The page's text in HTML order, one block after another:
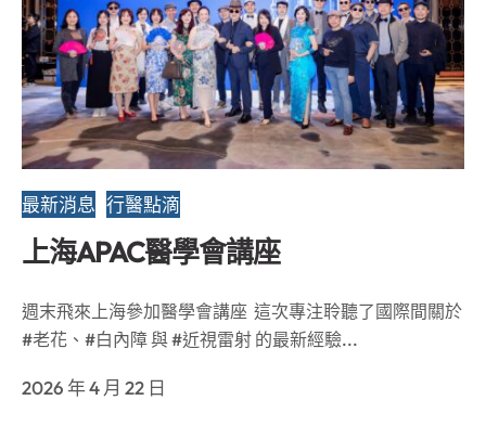
最新消息 行醫點滴
上海APAC醫學會講座
週末飛來上海參加醫學會講座 這次專注聆聽了國際間關於
#老花、#白內障 與 #近視雷射 的最新經驗...
2026 年 4 月 22 日